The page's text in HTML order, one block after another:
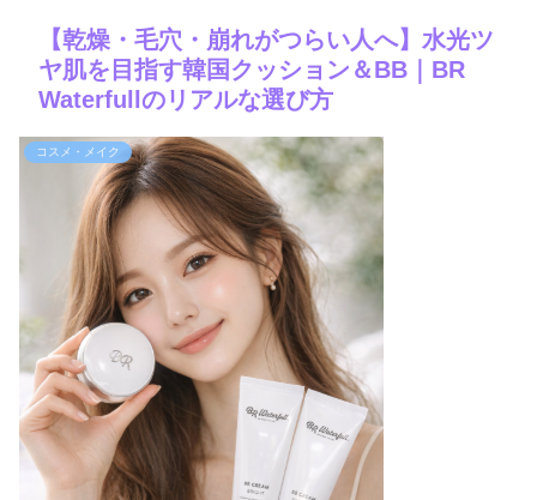
【乾燥・毛穴・崩れがつらい人へ】水光ツ
ヤ肌を目指す韓国クッション＆BB｜BR
Waterfullのリアルな選び方
コスメ・メイク